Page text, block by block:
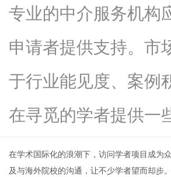
专业的中介服务机构
申请者提供支持。市
于行业能见度、案例
在寻觅的学者提供一
在学术国际化的浪潮下，访问学者项目成为
及与海外院校的沟通，让不少学者望而却步